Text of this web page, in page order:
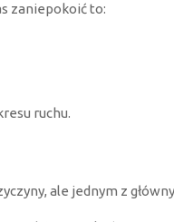
zaniepokoić to:
ruchu.
ale jednym z